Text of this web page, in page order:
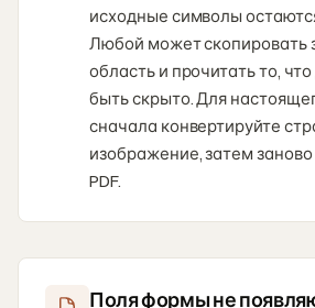
исходные символы
Любой может скопировать
область и прочитать то,
быть скрыто. Для
сначала конвертируйте
изображение, затем заново
PDF.
Поля формы не